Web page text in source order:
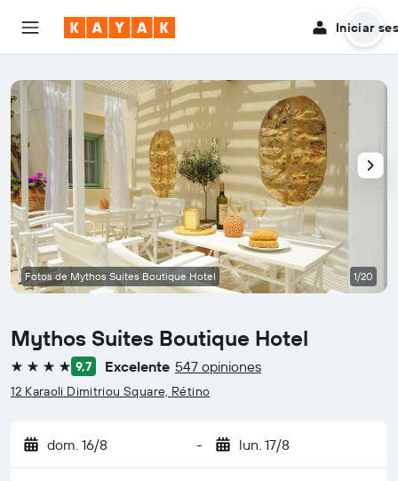
Iniciar
Mythos Suites Boutique Hotel
4 estrellas9,7 Excelente 547 opiniones
12 Karaoli Dimitriou Square, Rétino
dom. 16/8 - lun. 17/8
Fotos de Mythos Suites Boutique Hotel 1/20